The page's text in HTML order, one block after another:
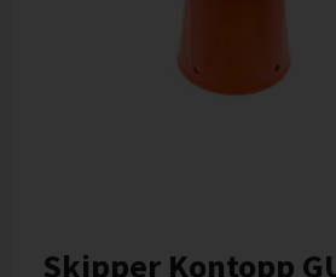
Skipper Kontopp